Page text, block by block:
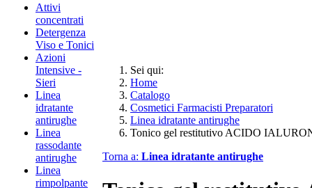
Attivi
concentrati
Detergenza
Viso e Tonici
Azioni
Intensive -
Sieri
Linea
idratante
antirughe
Linea
rassodante
antirughe
Linea
rimpolpante
Sei qui:
Home
Catalogo
Cosmetici Farmacisti Preparatori
Linea idratante antirughe
Tonico gel restitutivo ACIDO
Torna a: Linea idratante antirughe